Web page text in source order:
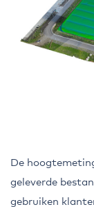
De
geleverde
gebruiken